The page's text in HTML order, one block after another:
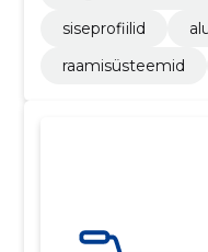
siseprofiilid
raamisüsteemid